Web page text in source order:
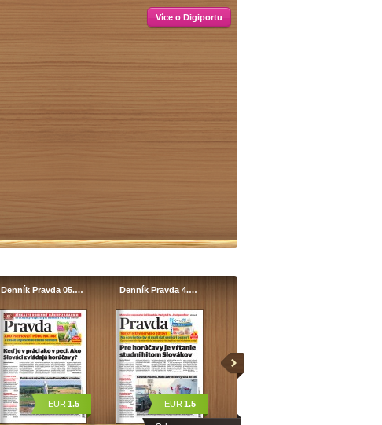
Více o Digiportu
Denník Pravda 05.…
EUR 1.5
Denník Pravda 4.…
EUR 1.5